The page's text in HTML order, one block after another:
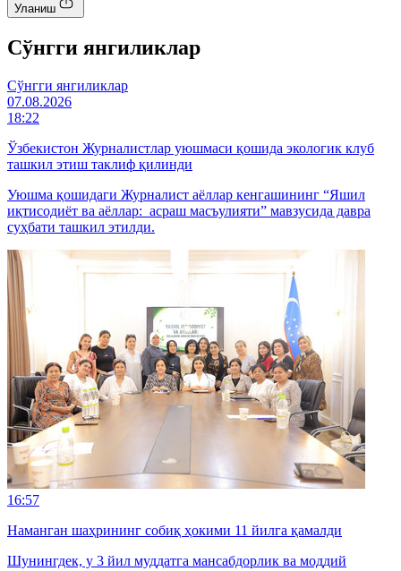
Уланиш
Cўнгги янгиликлар
Cўнгги янгиликлар
07.08.2026
18:22
Ўзбекистон Журналистлар уюшмаси қошида экологик клуб
ташкил этиш таклиф қилинди
Уюшма қошидаги Журналист аёллар кенгашининг “Яшил
иқтисодиёт ва аёллар: асраш масъулияти” мавзусида давра
суҳбати ташкил этилди.
16:57
Наманган шаҳрининг собиқ ҳокими 11 йилга қамалди
Шунингдек, у 3 йил муддатга мансабдорлик ва моддий